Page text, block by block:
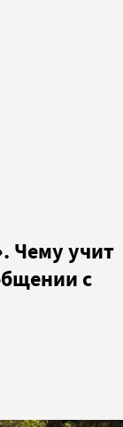
Чему учит
с